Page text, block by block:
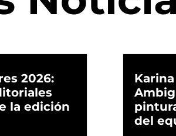
2026:
la edición
del